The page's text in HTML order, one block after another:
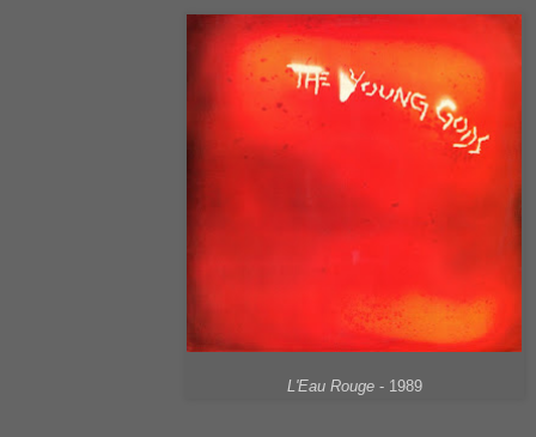
L'Eau Rouge- 1989